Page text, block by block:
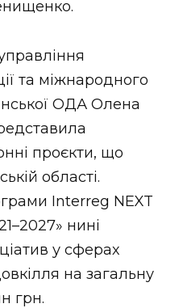
та міжнародного
ОДА Олена
проєкти, що
області.
Interreg NEXT
нині
у сферах
на загальну
грн.